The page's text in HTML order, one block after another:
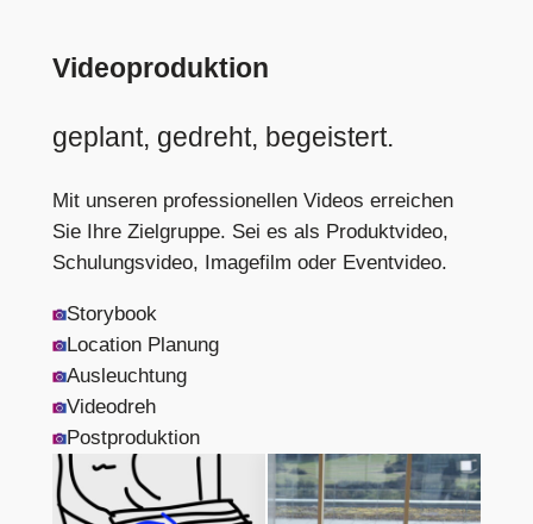
Videoproduktion
geplant, gedreht, begeistert.
Mit unseren professionellen Videos erreichen
Sie Ihre Zielgruppe. Sei es als Produktvideo,
Schulungsvideo, Imagefilm oder Eventvideo.
Storybook
Location Planung
Ausleuchtung
Videodreh
Postproduktion